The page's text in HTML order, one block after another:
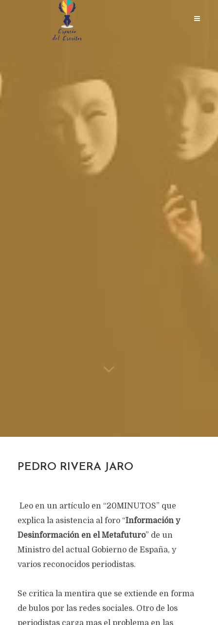
PEDRO RIVERA JARO
Leo en un artículo en “20MINUTOS” que
explica la asistencia al foro “Información y
Desinformación en el Metafuturo” de un
Ministro del actual Gobierno de España, y
varios reconocidos periodistas.
Se critica la mentira que se extiende en forma
de bulos por las redes sociales. Otro de los
periodistas carga mas el problema en las